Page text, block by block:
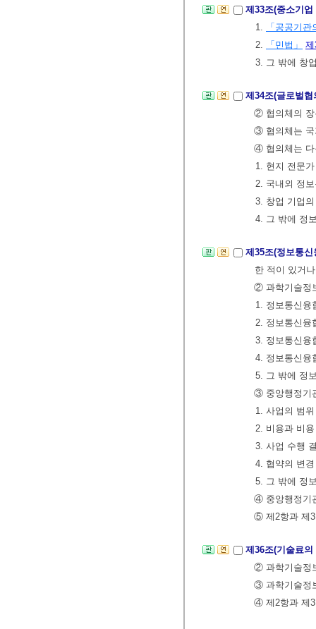
제33조(중소기
1.
「공공기
2.
「민법」
3. 그 밖에 창
제34조(글로벌
② 협의체의 장
③ 협의체는 국
④ 협의체는 다
1. 현지 전문
2. 국내외 정
3. 창업 기업
4. 그 밖에 정
제35조(정보통
한 적이 있거
② 과학기술정
1. 정보통신융
2. 정보통신융
3. 정보통신융
4. 정보통신융
5. 그 밖에 정
③ 중앙행정기
1. 사업의 범
2. 비용과 비
3. 사업 수행
4. 협약의 변
5. 그 밖에 정
④ 중앙행정기
⑤ 제2항과 제3
제36조(기술료
② 과학기술정
③ 과학기술정
④ 제2항과 제3